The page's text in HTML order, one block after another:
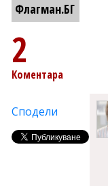
Флагман.БГ
2
Коментара
Сподели